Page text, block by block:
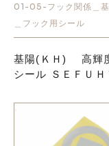
01-05-フック関係＿
＿フック用シール
基陽(ＫＨ) 高輝
シール ＳＥＦＵＨ